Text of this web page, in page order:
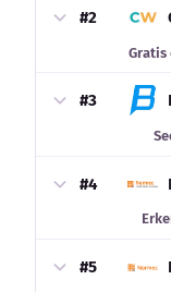
#2
#3
#4
#5